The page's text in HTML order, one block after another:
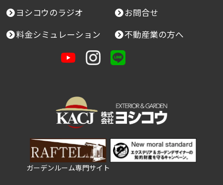
６．情報セキュリティの確保・向上
当社は、お客様の個人情報の漏洩・紛失・改ざん
などを防止するため、継続して情報セキュリティ
の確保・向上に努めます。
当社は、すべての役員・従業員に対し、個人情報
保護の重要性を理解し、お客様の個人情報を適切
に取り扱うよう教育・啓発を行います。
８．個人情報の開示・訂正などへの対応
当社は、お客様がご自身の個人情報の開示や訂正
などをご希望される場合、お申し出いただいたお
ヨシコウのラジオ
お問合せ
料金シミュレーション
不動産業の方へ
ガーデンルーム専門サイト